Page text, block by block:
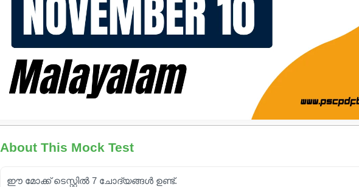
About This Mock Test
ഈ മോക്ക് ടെസ്റ്റിൽ 7 ചോദ്യങ്ങൾ ഉണ്ട്.